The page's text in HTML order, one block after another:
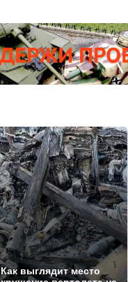
Как выглядит место